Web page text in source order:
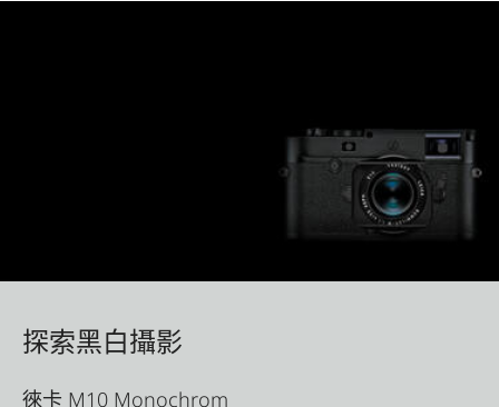
探索黑白攝影
徠卡 M10 Monochrom